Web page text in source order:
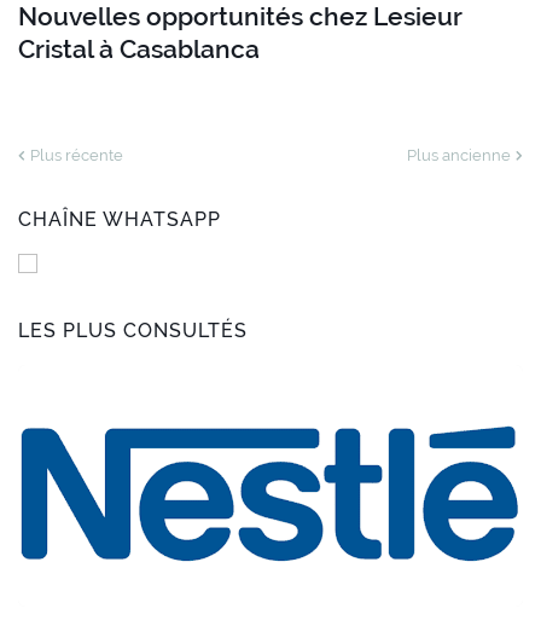
Nouvelles opportunités chez Lesieur
Cristal à Casablanca
Plus récente Plus ancienne
CHAÎNE WHATSAPP
LES PLUS CONSULTÉS